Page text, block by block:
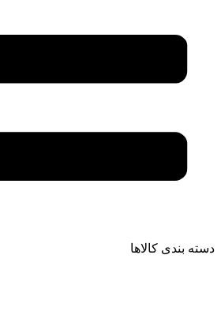
دسته بندی کالاها